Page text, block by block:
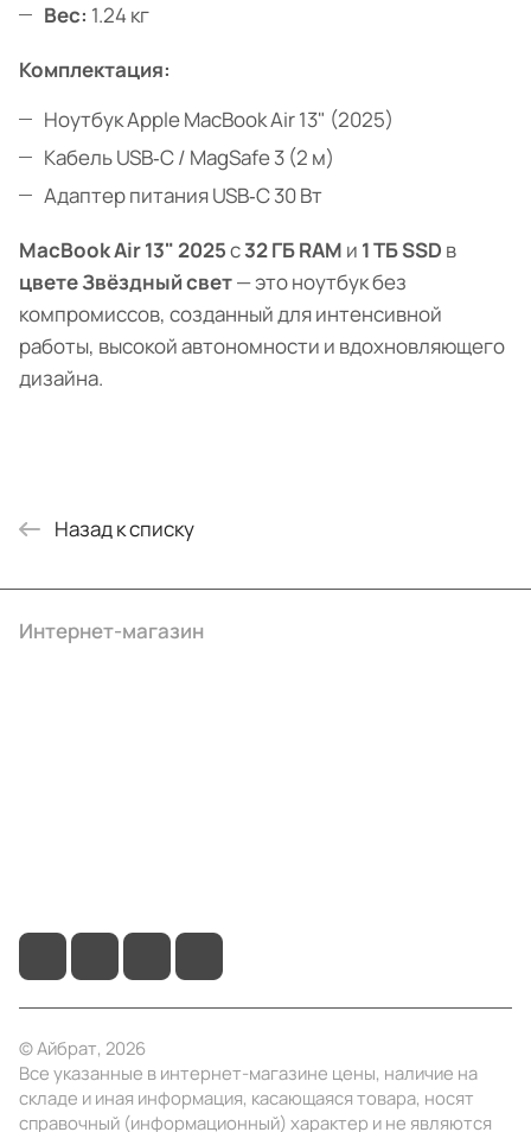
Вес: 1.24 кг
Комплектация:
Ноутбук Apple MacBook Air 13" (2025)
Кабель USB‑C / MagSafe 3 (2 м)
Адаптер питания USB‑C 30 Вт
MacBook Air 13" 2025с32 ГБ RAM и 1 ТБ SSD в
цвете Звёздный свет— это ноутбук без
компромиссов, созданный для интенсивной
работы, высокой автономности и вдохновляющего
дизайна.
Назад к списку
Интернет-магазин
© Айбрат, 2026
Все указанные в интернет-магазине цены, наличие на
складе и иная информация, касающаяся товара, носят
справочный (информационный) характер и не являются